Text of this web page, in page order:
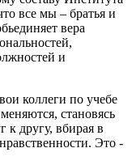
все мы – братья и
вера
и
коллеги по учебе
становясь
к другу, вбирая в
Это -